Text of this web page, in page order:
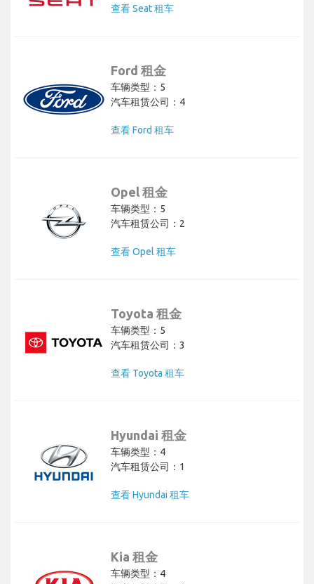
查看 Seat 租车
Ford 租金
车辆类型：5
汽车租赁公司：4
查看 Ford 租车
Opel 租金
车辆类型：5
汽车租赁公司：2
查看 Opel 租车
Toyota 租金
车辆类型：5
汽车租赁公司：3
查看 Toyota 租车
Hyundai 租金
车辆类型：4
汽车租赁公司：1
查看 Hyundai 租车
Kia 租金
车辆类型：4